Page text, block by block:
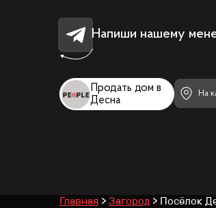
Напиши нашему
Продать дом в
Десна
На
Главная Загород Посёлок